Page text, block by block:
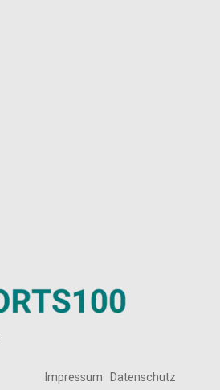
Impressum Datenschutz